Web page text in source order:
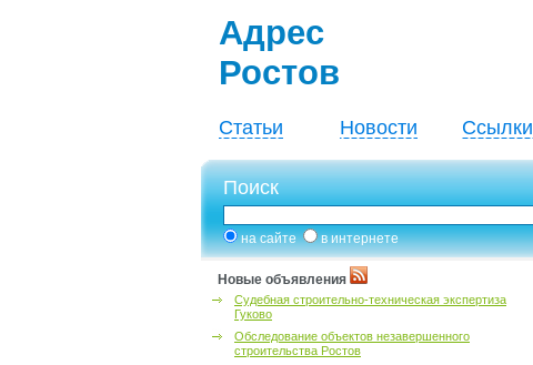
Адрес
Ростов
Статьи Новости Ссылки
Поиск
на сайте в интернете
Новые объявления
Судебная строительно-техническая экспертиза
Гуково
Обследование объектов незавершенного
строительства Ростов